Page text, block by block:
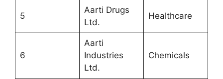
5
Aarti Drugs
Ltd.
Healthcare
6
Aarti
Industries
Ltd.
Chemicals